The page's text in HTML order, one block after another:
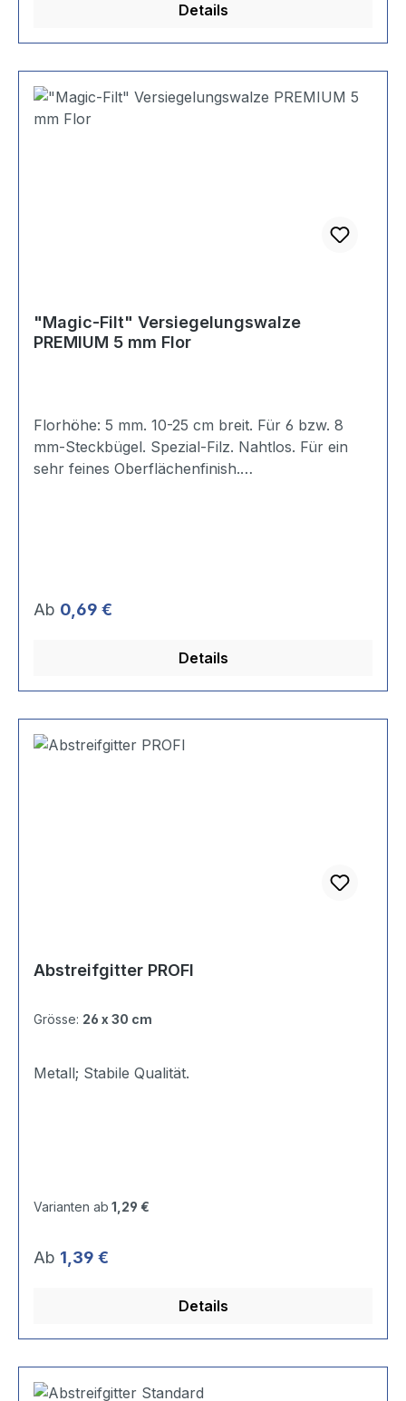
Details
"Magic-Filt" Versiegelungswalze
PREMIUM 5 mm Flor
Florhöhe: 5 mm. 10-25 cm breit. Für 6 bzw. 8
mm-Steckbügel. Spezial-Filz. Nahtlos. Für ein
sehr feines Oberflächenfinish.
Regulärer Preis:
Ab 0,69 €
Details
Abstreifgitter PROFI
Grösse: 26 x 30 cm
Varianten ab 1,29 €
Regulärer Preis:
Ab 1,39 €
Details